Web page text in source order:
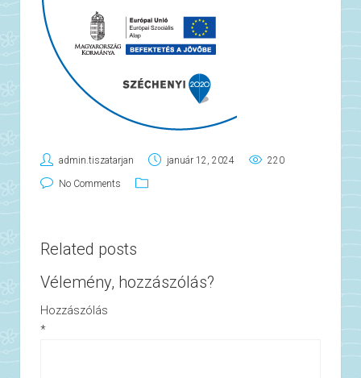
admin.tiszatarjan január 12, 2024 220
No Comments
Related posts
Vélemény, hozzászólás?
Hozzászólás
*